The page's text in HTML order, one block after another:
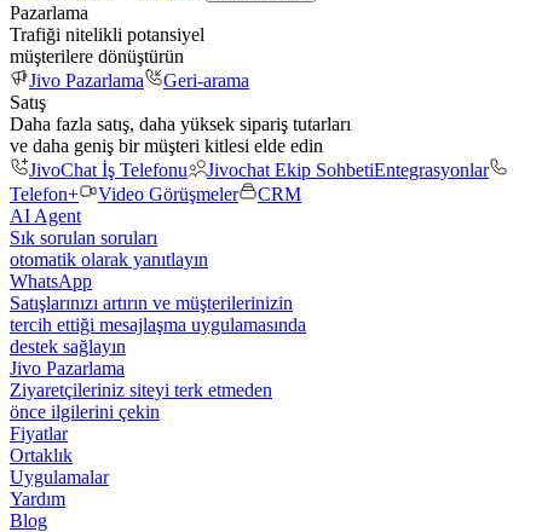
Pazarlama
Trafiği nitelikli potansiyel
müşterilere dönüştürün
Jivo Pazarlama
Geri-arama
Satış
Daha fazla satış, daha yüksek sipariş tutarları
ve daha geniş bir müşteri kitlesi elde edin
JivoChat İş Telefonu
Jivochat Ekip SohbetiEntegrasyonlar
Telefon+
Video Görüşmeler
CRM
AI Agent
Sık sorulan soruları
otomatik olarak yanıtlayın
WhatsApp
Satışlarınızı artırın ve müşterilerinizin
tercih ettiği mesajlaşma uygulamasında
destek sağlayın
Jivo Pazarlama
Ziyaretçileriniz siteyi terk etmeden
önce ilgilerini çekin
Fiyatlar
Ortaklık
Uygulamalar
Yardım
Blog